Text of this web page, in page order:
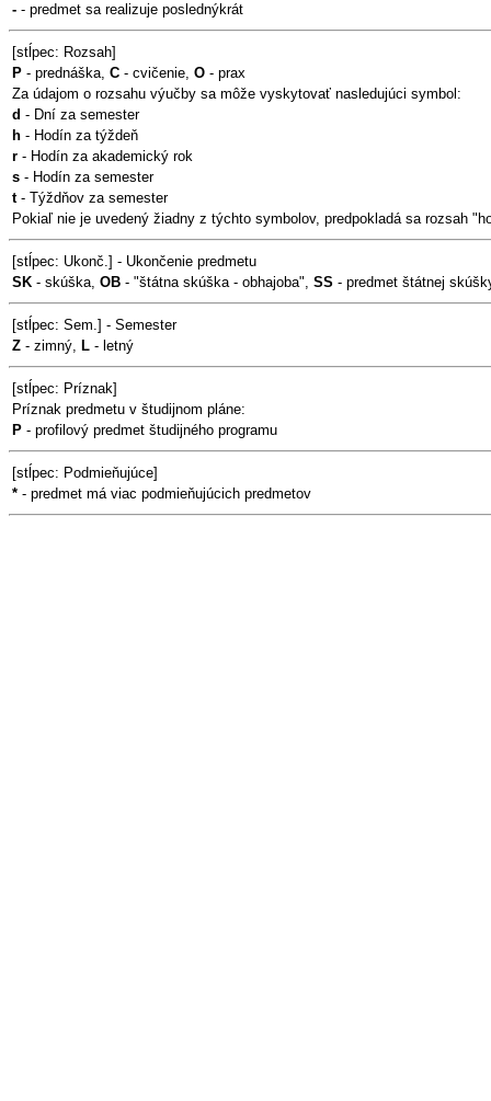
- - predmet sa realizuje poslednýkrát
[stĺpec: Rozsah]
P - prednáška, C - cvičenie, O - prax
Za údajom o rozsahu výučby sa môže vyskytovať nasledujúci symbol:
d - Dní za semester
h - Hodín za týždeň
r - Hodín za akademický rok
s - Hodín za semester
t- Týždňov za semester
Pokiaľ nie je uvedený žiadny z týchto symbolov, predpokladá sa rozsah
[stĺpec: Ukonč.] - Ukončenie predmetu
SK - skúška, OB - "štátna skúška - obhajoba", SS - predmet štátnej
[stĺpec: Sem.] - Semester
Z - zimný, L - letný
[stĺpec: Príznak]
Príznak predmetu v študijnom pláne:
P - profilový predmet študijného programu
[stĺpec: Podmieňujúce]
* - predmet má viac podmieňujúcich predmetov